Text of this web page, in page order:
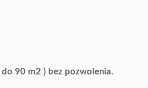
90 m2 ) bez pozwolenia.